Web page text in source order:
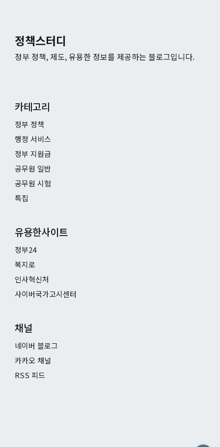
정책스터디
정부 정책, 제도, 유용한 정보를 제공하는 블로그입니다.
카테고리
정부 정책
행정 서비스
정부 지원금
공무원 일반
공무원 시험
특집
유용한사이트
정부24
복지로
인사혁신처
사이버국가고시센터
채널
네이버 블로그
카카오 채널
RSS 피드